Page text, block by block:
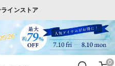
インストア
0